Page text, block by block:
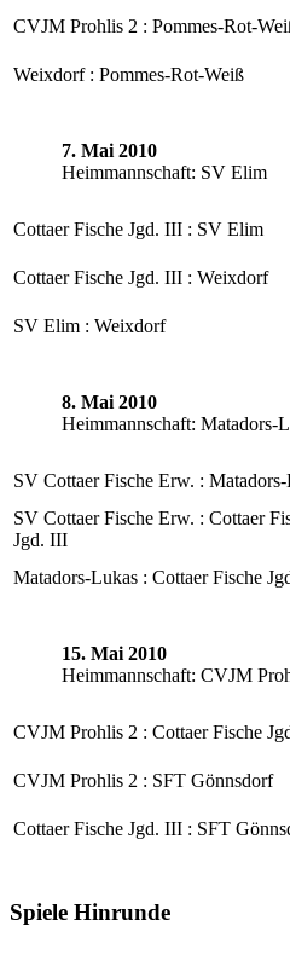
CVJM Prohlis 2 : Pommes-Rot-
Weixdorf : Pommes-Rot-Weiß
7. Mai 2010
Heimmannschaft: SV Elim
Cottaer Fische Jgd. III : SV Elim
Cottaer Fische Jgd. III : Weixdorf
SV Elim : Weixdorf
8. Mai 2010
Heimmannschaft: Matadors-
SV Cottaer Fische Erw. :
SV Cottaer Fische Erw. : Cottaer
Jgd. III
Matadors-Lukas : Cottaer Fische
15. Mai 2010
Heimmannschaft: CVJM
CVJM Prohlis 2 : Cottaer Fische
CVJM Prohlis 2 : SFT Gönnsdorf
Cottaer Fische Jgd. III : SFT
Spiele Hinrunde